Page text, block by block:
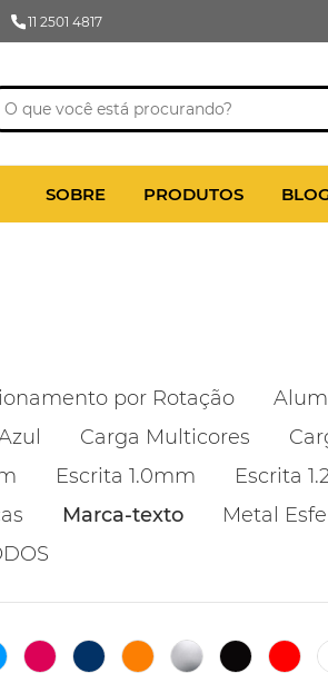
11 2501 4817
SOBRE PRODUTOS
por Rotação
Carga Multicores
Escrita 1.0mm Escrita
Marca-texto Metal